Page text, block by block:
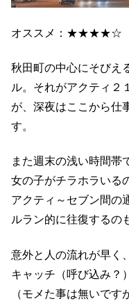
オススメ：★★★★☆
秋田町の中心にそびえ
ル。それがアクティ２
が、深夜はここから仕
す。
また週末の浅い時間帯
女の子がチラホラいる
アクティ～セブン間の
ルラン的に往復するの
意外と人の流れが早く
キャッチ（呼び込み？
（モメた事は無いです